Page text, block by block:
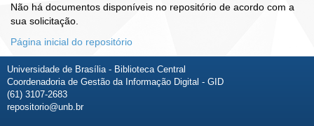
Não há documentos disponíveis no repositório de acordo com a
sua solicitação.
Página inicial do repositório
Universidade de Brasília - Biblioteca Central
Coordenadoria de Gestão da Informação Digital - GID
(61) 3107-2683
repositorio@unb.br